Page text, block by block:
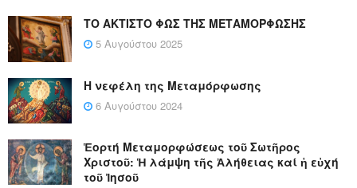
ΤΟ ΑΚΤΙΣΤΟ ΦΩΣ ΤΗΣ ΜΕΤΑΜΟΡΦΩΣΗΣ
5 Αυγούστου 2025
Η νεφέλη της Μεταμόρφωσης
6 Αυγούστου 2024
Ἑορτή Μεταμορφώσεως τοῦ Σωτῆρος
Χριστοῦ: Ἡ λάμψη τῆς Ἀλήθειας καί ἡ εὐχή
τοῦ Ἰησοῦ